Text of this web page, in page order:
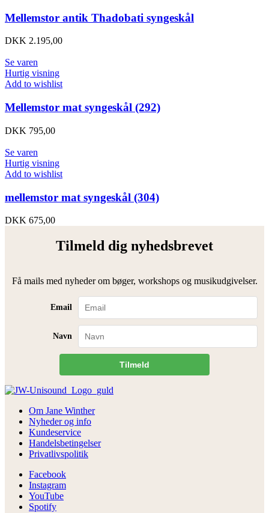
Mellemstor antik Thadobati syngeskål
DKK 2.195,00
Se varen
Hurtig visning
Add to wishlist
Mellemstor mat syngeskål (292)
DKK 795,00
Se varen
Hurtig visning
Add to wishlist
mellemstor mat syngeskål (304)
DKK 675,00
Tilmeld dig nyhedsbrevet
Få mails med nyheder om bøger, workshops og musikudgivelser.
Email
Navn
Tilmeld
Om Jane Winther
Nyheder og info
Kundeservice
Handelsbetingelser
Privatlivspolitik
Facebook
Instagram
YouTube
Spotify